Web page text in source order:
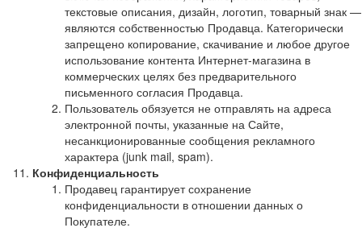
текстовые описания, дизайн, логотип, товарный знак —
являются собственностью Продавца. Категорически
запрещено копирование, скачивание и любое другое
использование контента Интернет-магазина в
коммерческих целях без предварительного
письменного согласия Продавца.
Пользователь обязуется не отправлять на адреса
электронной почты, указанные на Сайте,
несанкционированные сообщения рекламного
характера (junk mail, spam).
Конфиденциальность
Продавец гарантирует сохранение
конфиденциальности в отношении данных о
Покупателе.